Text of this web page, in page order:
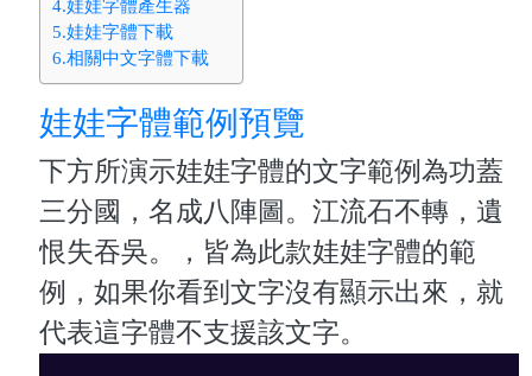
4.娃娃字體產生器
5.娃娃字體下載
6.相關中文字體下載
娃娃字體範例預覽
下方所演示娃娃字體的文字範例為功蓋
三分國，名成八陣圖。江流石不轉，遺
恨失吞吳。，皆為此款娃娃字體的範
例，如果你看到文字沒有顯示出來，就
代表這字體不支援該文字。